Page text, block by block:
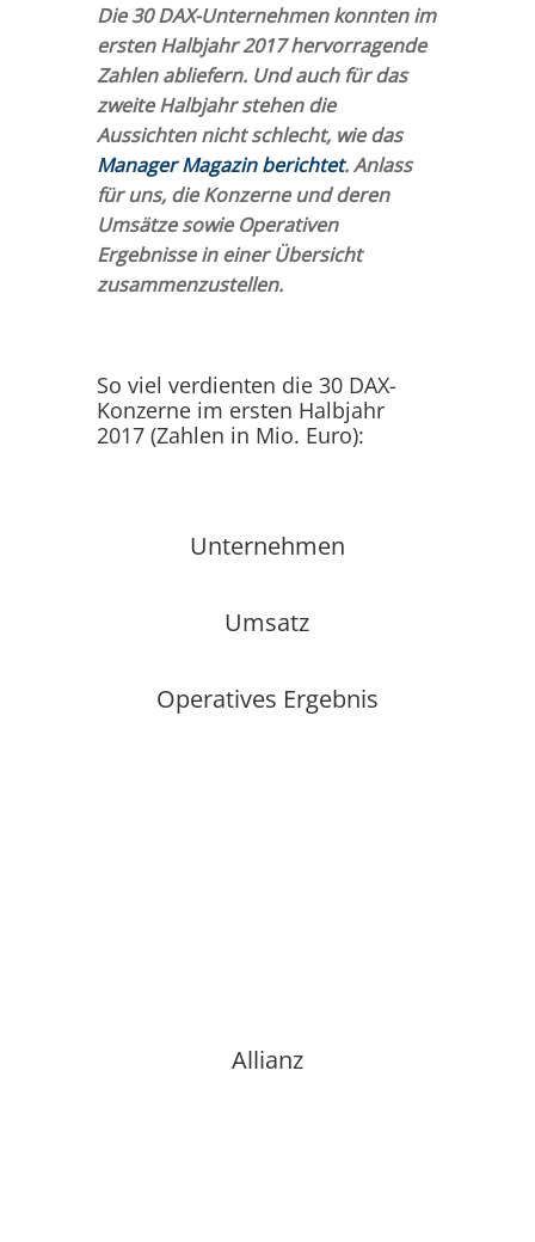
Die 30 DAX-Unternehmen konnten im
ersten Halbjahr 2017 hervorragende
Zahlen abliefern. Und auch für das
zweite Halbjahr stehen die
Aussichten nicht schlecht, wie das
Manager Magazin berichtet. Anlass
für uns, die Konzerne und deren
Umsätze sowie Operativen
Ergebnisse in einer Übersicht
zusammenzustellen.
So viel verdienten die 30 DAX-
Konzerne im ersten Halbjahr
2017 (Zahlen in Mio. Euro):
Unternehmen
Umsatz
Operatives Ergebnis
Allianz